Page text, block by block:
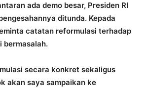
ada demo besar, Presiden RI
ditunda. Kepada
catatan reformulasi terhadap
bermasalah.
secara konkret sekaligus
akan saya sampaikan ke